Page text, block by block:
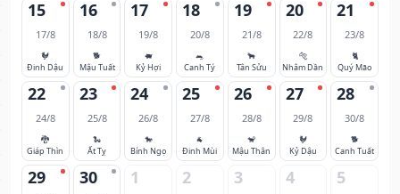
15
17/8
🐓
Đinh Dậu
16
18/8
🐕
Mậu Tuất
17
19/8
🐖
Kỷ Hợi
18
20/8
🐀
Canh Tý
19
21/8
🐂
Tân Sửu
20
22/8
🐅
Nhâm Dần
21
23/8
🐈
Quý Mão
22
24/8
🐉
Giáp Thìn
23
25/8
🐍
Ất Tỵ
24
26/8
🐎
Bính Ngọ
25
27/8
🐐
Đinh Mùi
26
28/8
🐒
Mậu Thân
27
29/8
🐓
Kỷ Dậu
28
30/8
🐕
Canh Tuất
29 30 1 2 3 4 5